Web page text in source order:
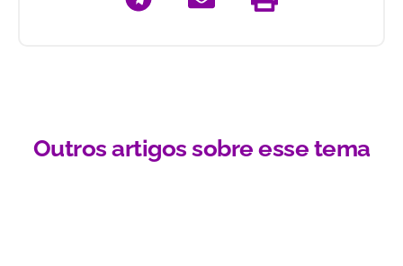
Outros artigos sobre esse tema